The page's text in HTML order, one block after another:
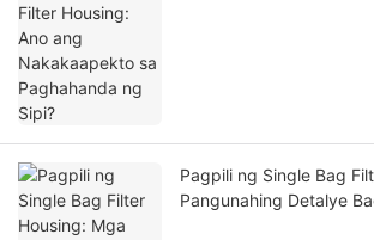
Pagpili ng Single Bag
Pangunahing Detalye